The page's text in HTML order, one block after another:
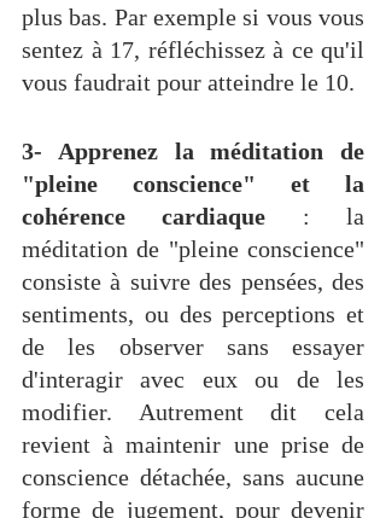
plus bas. Par exemple si vous vous
sentez à 17, réfléchissez à ce qu'il
vous faudrait pour atteindre le 10.
3- Apprenez la méditation de
"pleine conscience" et la
cohérence cardiaque : la
méditation de "pleine conscience"
consiste à suivre des pensées, des
sentiments, ou des perceptions et
de les observer sans essayer
d'interagir avec eux ou de les
modifier. Autrement dit cela
revient à maintenir une prise de
conscience détachée, sans aucune
forme de jugement, pour devenir